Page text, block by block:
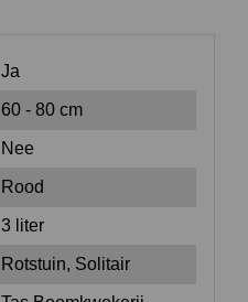
Ja
60 - 80 cm
Nee
Rood
3 liter
Rotstuin, Solitair